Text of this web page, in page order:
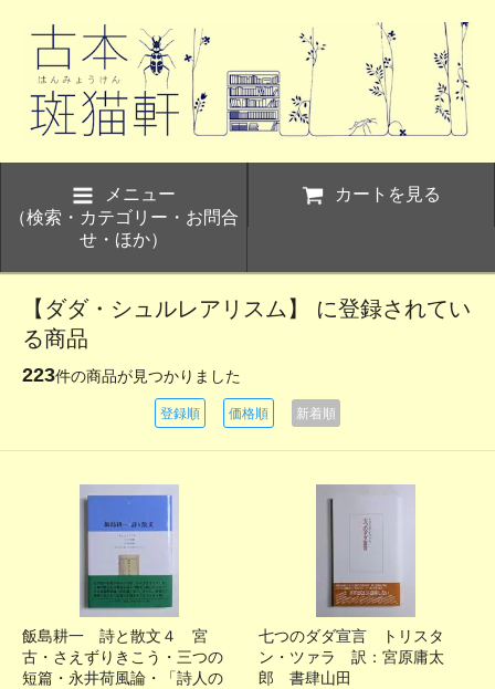
メニュー
（検索・カテゴリー・お問合
せ・ほか）
カートを見る
【ダダ・シュルレアリスム】 に登録されてい
る商品
223件の商品が見つかりました
登録順 価格順 新着順
飯島耕一 詩と散文４ 宮
古・さえずりきこう・三つの
短篇・永井荷風論・「詩人の
七つのダダ宣言 トリスタ
ン・ツァラ 訳：宮原庸太
郎 書肆山田